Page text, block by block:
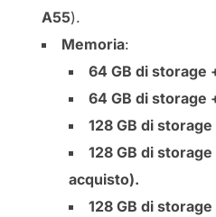
A55).
Memoria:
64 GB di storage
64 GB di storage
128 GB di
128 GB di
acquisto).
128 GB di